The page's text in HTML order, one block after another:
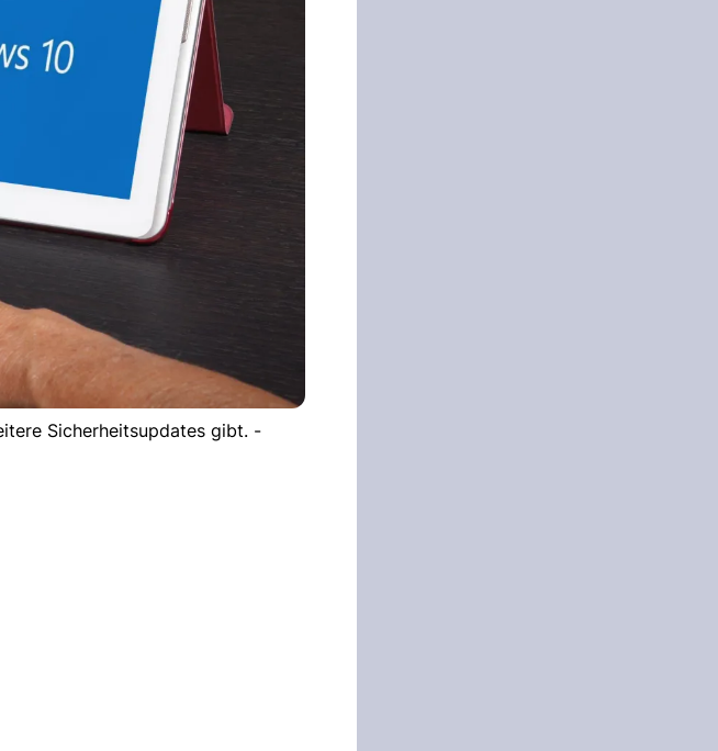
Sicherheitsupdates gibt. -